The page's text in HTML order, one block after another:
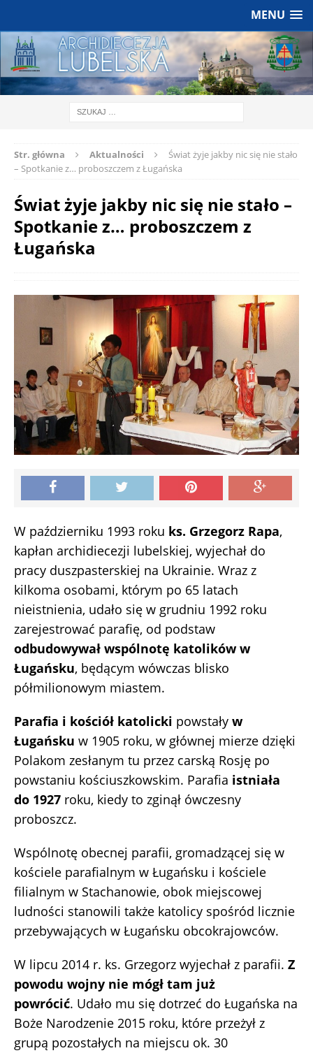
MENU
Str. główna Aktualności
Świat żyje jakby nic się nie stało
– Spotkanie z… proboszczem z Ługańska
Świat żyje jakby nic się nie stało –
Spotkanie z… proboszczem z
Ługańska
W październiku 1993 roku ks. Grzegorz Rapa,
kapłan archidiecezji lubelskiej, wyjechał do
pracy duszpasterskiej na Ukrainie. Wraz z
kilkoma osobami, którym po 65 latach
nieistnienia, udało się w grudniu 1992 roku
zarejestrować parafię, od podstaw
odbudowywał wspólnotę katolików w
Ługańsku, będącym wówczas blisko
półmilionowym miastem.
Parafia i kościół katolicki powstały w
Ługańsku w 1905 roku, w głównej mierze dzięki
Polakom zesłanym tu przez carską Rosję po
powstaniu kościuszkowskim. Parafia istniała
do 1927 roku, kiedy to zginął ówczesny
proboszcz.
Wspólnotę obecnej parafii, gromadzącej się w
kościele parafialnym w Ługańsku i kościele
filialnym w Stachanowie, obok miejscowej
ludności stanowili także katolicy spośród licznie
przebywających w Ługańsku obcokrajowców.
W lipcu 2014 r. ks. Grzegorz wyjechał z parafii. Z
powodu wojny nie mógł tam już
powrócić. Udało mu się dotrzeć do Ługańska na
Boże Narodzenie 2015 roku, które przeżył z
grupą pozostałych na miejscu ok. 30